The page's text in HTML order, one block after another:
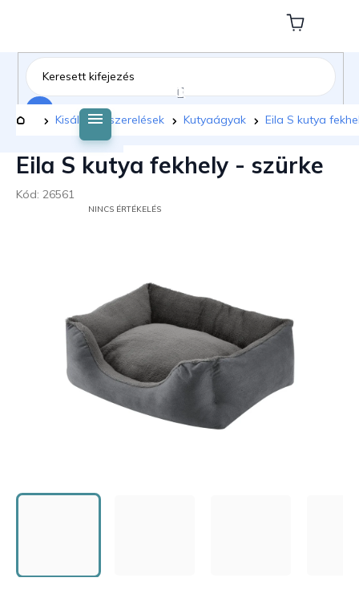
tartalomhoz
Kosár
Kezdőlap
Kisállat felszerelések Kutyaágyak Eila S kutya
Eila S kutya fekhely - szürke
Kód: 26561
NINCS ÉRTÉKELÉS